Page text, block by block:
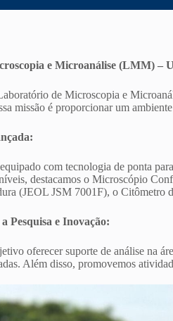
e Microanálise (LMM) –
de Microscopia e
missão é proporcionar um
com tecnologia de ponta
destacamos o Microscópio
(JEOL JSM 7001F), o Citômetro
Pesquisa e Inovação:
oferecer suporte de análise na
Além disso, promovemos